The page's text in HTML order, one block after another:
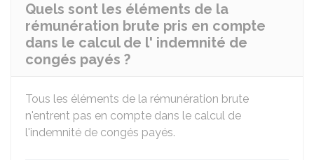
Quels sont les éléments de la
rémunération brute pris en compte
dans le calcul de l' indemnité de
congés payés ?
Tous les éléments de la rémunération brute
n'entrent pas en compte dans le calcul de
l'indemnité de congés payés.